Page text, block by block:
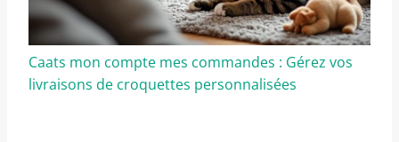
Caats mon compte mes commandes : Gérez vos
livraisons de croquettes personnalisées